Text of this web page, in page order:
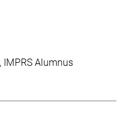
IMPRS Alumnus